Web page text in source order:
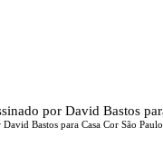
Bastos para Casa Cor São Paulo